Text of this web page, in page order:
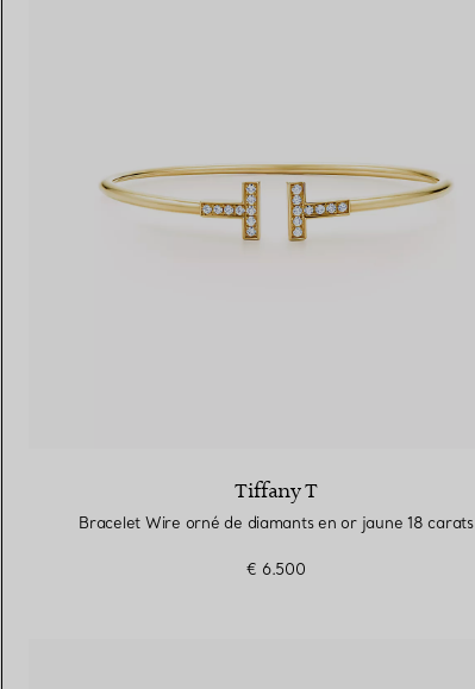
Tiffany T
Bracelet Wire orné de diamants en or jaune 18 carats
€ 6.500